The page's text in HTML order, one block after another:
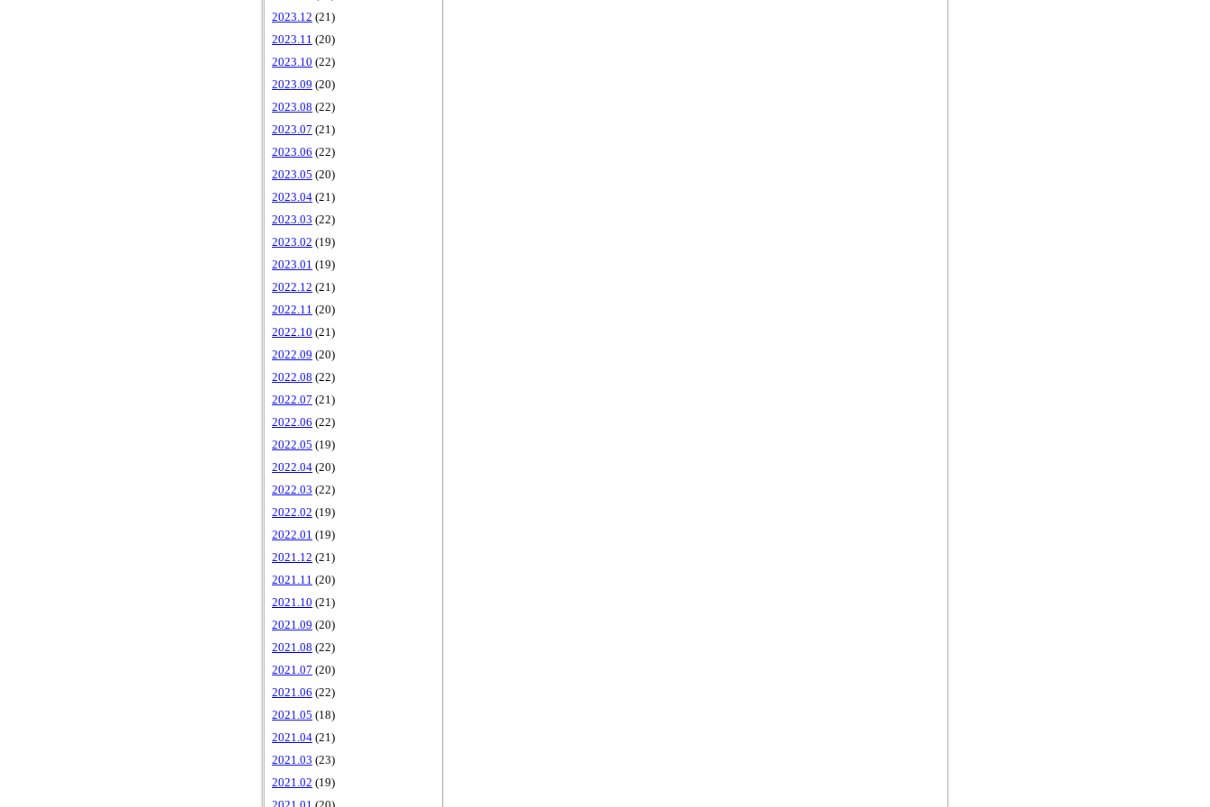
2023.12 (21)
2023.11 (20)
2023.10 (22)
2023.09 (20)
2023.08 (22)
2023.07 (21)
2023.06 (22)
2023.05 (20)
2023.04 (21)
2023.03 (22)
2023.02 (19)
2023.01 (19)
2022.12 (21)
2022.11 (20)
2022.10 (21)
2022.09 (20)
2022.08 (22)
2022.07 (21)
2022.06 (22)
2022.05 (19)
2022.04 (20)
2022.03 (22)
2022.02 (19)
2022.01 (19)
2021.12 (21)
2021.11 (20)
2021.10 (21)
2021.09 (20)
2021.08 (22)
2021.07 (20)
2021.06 (22)
2021.05 (18)
2021.04 (21)
2021.03 (23)
2021.02 (19)